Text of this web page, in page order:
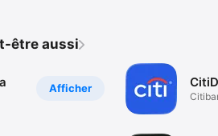
être aussi
Afficher